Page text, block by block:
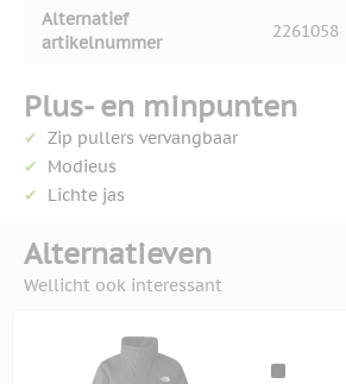
Alternatief
artikelnummer
2261058
Plus- en minpunten
Zip pullers vervangbaar
Modieus
Lichte jas
Alternatieven
Wellicht ook interessant